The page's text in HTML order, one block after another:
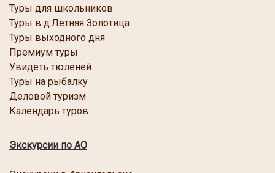
Туры для школьников
Туры в д.Летняя Золотица
Туры выходного дня
Премиум туры
Увидеть тюленей
Туры на рыбалку
Деловой туризм
Календарь туров
Экскурсии по АО